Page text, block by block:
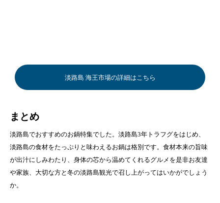
淡路島 海王市場の詳細はこちら
まとめ
淡路島でおすすめのお鍋特集でした。淡路島3年トラフグをはじめ、
淡路島の食材をたっぷりと味わえるお鍋は格別です。食材本来の旨味
が出汁にしみわたり、身体の芯から温めてくれるグルメを是非お友達
や家族、大切な方と冬の淡路島観光で召し上がってはいかがでしょう
か。